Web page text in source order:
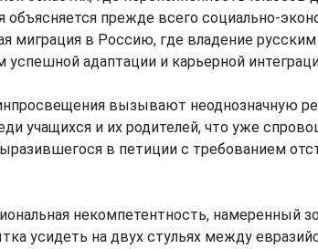
объясняется прежде всего социально-
миграция в Россию, где владение
адаптации и карьерной
вызывают неоднозначную
учащихся и их родителей, что уже
в петиции с требованием
некомпетентность, намеренный
усидеть на двух стульях между